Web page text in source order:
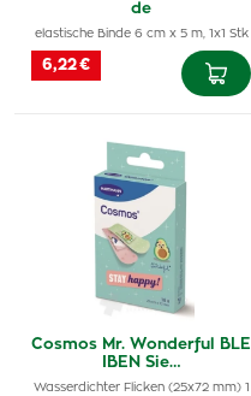
de
elastische Binde 6 cm x 5 m, 1x1 Stk
6,22 €
Cosmos Mr. Wonderful BLE
IBEN Sie…
Wasserdichter Flicken (25x72 mm) 1